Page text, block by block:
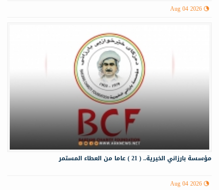
Aug 04 2026
مؤسسة بارزاني الخيرية.. ( 21 ) عاما من العطاء المستمر
Aug 04 2026